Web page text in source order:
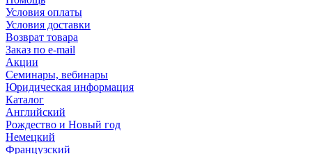
Условия оплаты
Условия доставки
Возврат товара
Заказ по e-mail
Акции
Семинары, вебинары
Юридическая информация
Каталог
Английский
Рождество и Новый год
Немецкий
Французский